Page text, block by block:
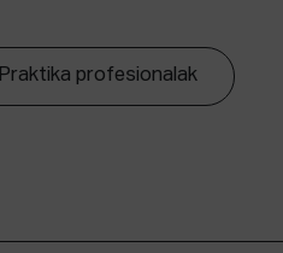
Praktika profesionalak